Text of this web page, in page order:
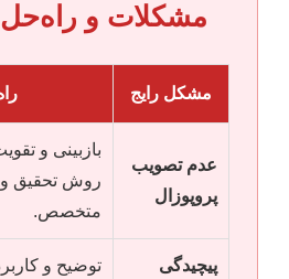
مشکلات و
مشکل رایج
عدم تصویب
پروپوزال
بازبینی و
روش تحقیق و
متخصص.
پیچیدگی
توضیح و